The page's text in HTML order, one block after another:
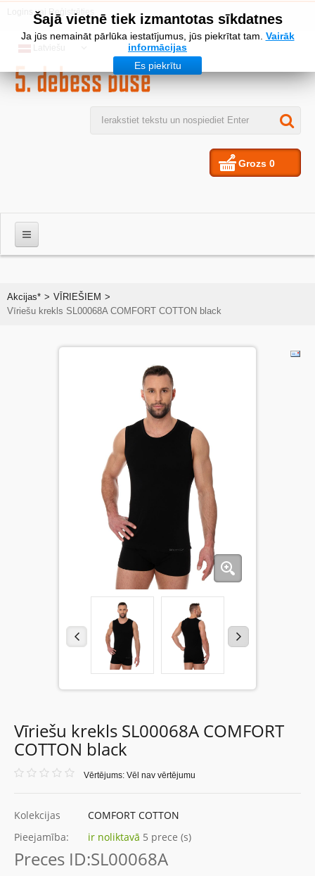
Šajā vietnē tiek izmantotas sīkdatnes
Ja jūs nemaināt pārlūka iestatījumus, jūs piekrītat tam. Vairāk
informācijas
Es piekrītu
vai Reģistrēties
Grozs 0
SIEVIETES
Akcijas* > VĪRIEŠIEM >
Vīriešu krekls SL00068A COMFORT COTTON black
Vīriešu krekls SL00068A COMFORT
COTTON black
Vērtējums: Vēl nav vērtējumu
Kolekcijas
COMFORT COTTON
Pieejamība:
ir noliktavā 5 prece (s)
Preces ID:SL00068A